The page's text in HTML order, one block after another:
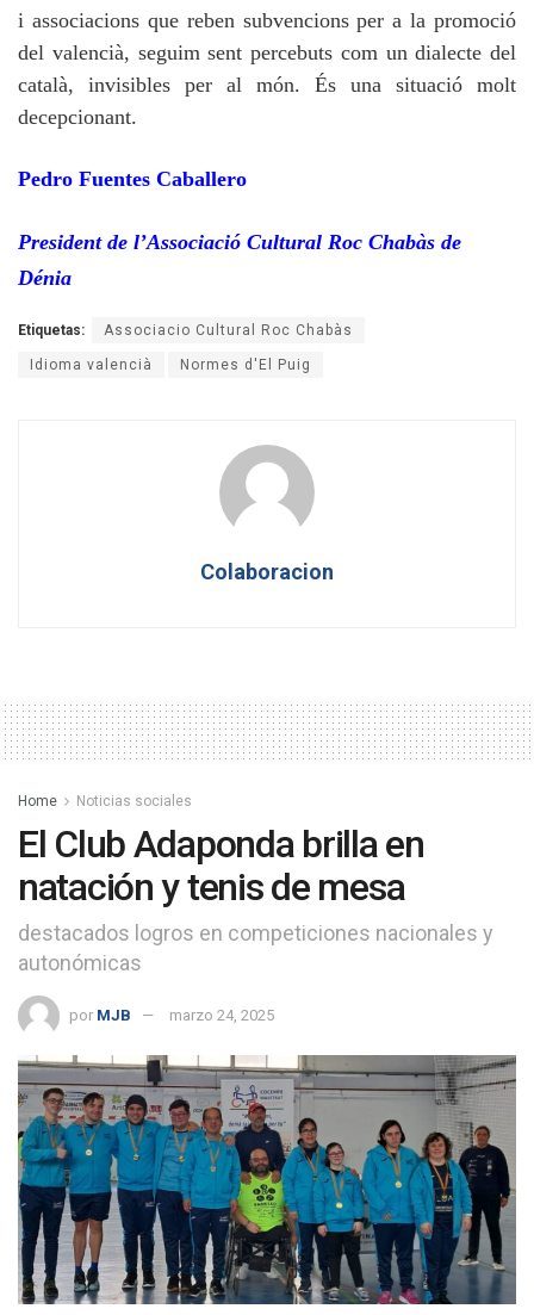
i associacions que reben subvencions per a la promoció
del valencià, seguim sent percebuts com un dialecte del
català, invisibles per al món. És una situació molt
decepcionant.
Pedro Fuentes Caballero
President de l’Associació Cultural Roc Chabàs de
Dénia
Etiquetas: Associacio Cultural Roc Chabàs
Idioma valencià Normes d'El Puig
Colaboracion
Home Noticias sociales
El Club Adaponda brilla en
natación y tenis de mesa
destacados logros en competiciones nacionales y
autonómicas
por MJB marzo 24, 2025